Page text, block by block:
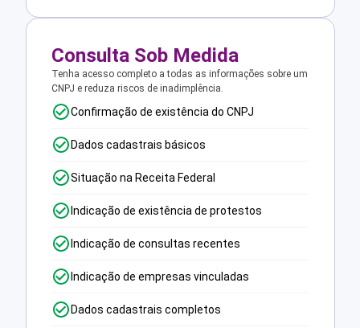
Consulta Sob Medida
Tenha acesso completo a todas as informações sobre um
CNPJ e reduza riscos de inadimplência.
Confirmação de existência do CNPJ
Dados cadastrais básicos
Situação na Receita Federal
Indicação de existência de protestos
Indicação de consultas recentes
Indicação de empresas vinculadas
Dados cadastrais completos